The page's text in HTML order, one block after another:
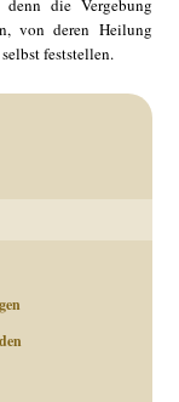
die Vergebung
von deren Heilung
feststellen.